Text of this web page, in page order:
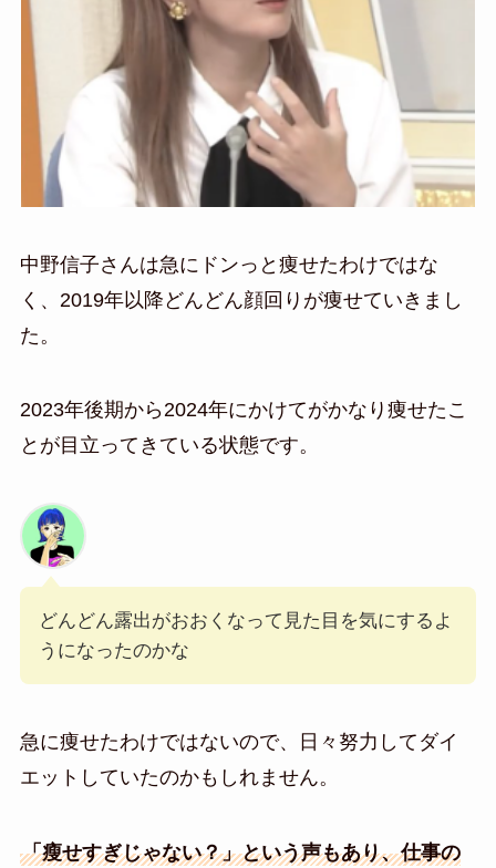
中野信子さんは急にドンっと痩せたわけではな
く、2019年以降どんどん顔回りが痩せていきまし
た。
2023年後期から2024年にかけてがかなり痩せたこ
とが目立ってきている状態です。
どんどん露出がおおくなって見た目を気にするよ
うになったのかな
急に痩せたわけではないので、日々努力してダイ
エットしていたのかもしれません。
「瘦せすぎじゃない？」という声もあり、仕事の